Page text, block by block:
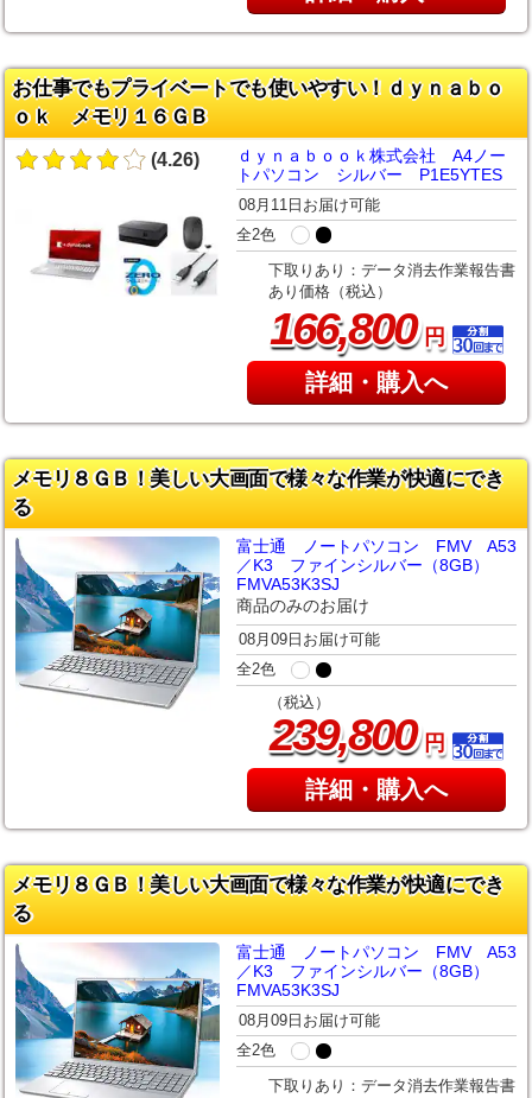
お仕事でもプライベートでも使いやすい！ｄｙｎａｂｏ
ｏｋ メモリ１６ＧＢ
(4.26)
ｄｙｎａｂｏｏｋ株式会社 A4ノー
トパソコン シルバー P1E5YTES
08月11日お届け可能
全2色
下取りあり：データ消去作業報告書
あり価格（税込）
166,800円
詳細・購入へ
メモリ８ＧＢ！美しい大画面で様々な作業が快適にでき
る
富士通 ノートパソコン FMV A53
／K3 ファインシルバー（8GB）
FMVA53K3SJ
商品のみのお届け
08月09日お届け可能
全2色
（税込）
239,800円
詳細・購入へ
メモリ８ＧＢ！美しい大画面で様々な作業が快適にでき
る
富士通 ノートパソコン FMV A53
／K3 ファインシルバー（8GB）
FMVA53K3SJ
08月09日お届け可能
全2色
下取りあり：データ消去作業報告書